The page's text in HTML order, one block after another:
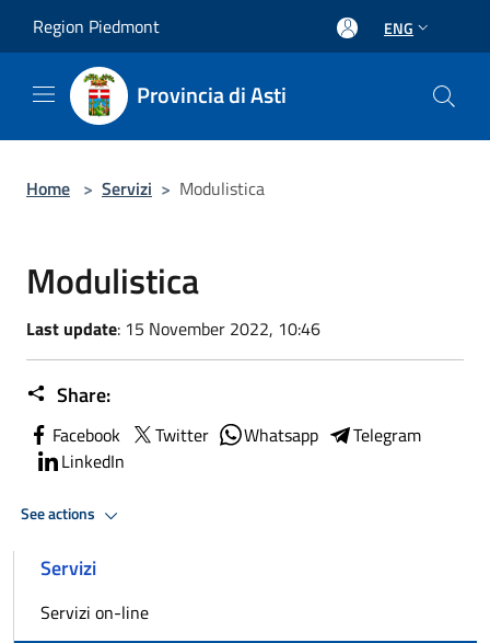
Region Piedmont ENG
Provincia di Asti
Home > Servizi > Modulistica
Modulistica
Last update: 15 November 2022, 10:46
Share:
Facebook Twitter Whatsapp
Telegram
LinkedIn
See actions
Servizi
Servizi on-line